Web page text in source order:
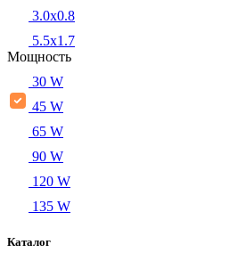
3.0x0.8
5.5х1.7
Мощность
30 W
45 W
65 W
90 W
120 W
135 W
Каталог